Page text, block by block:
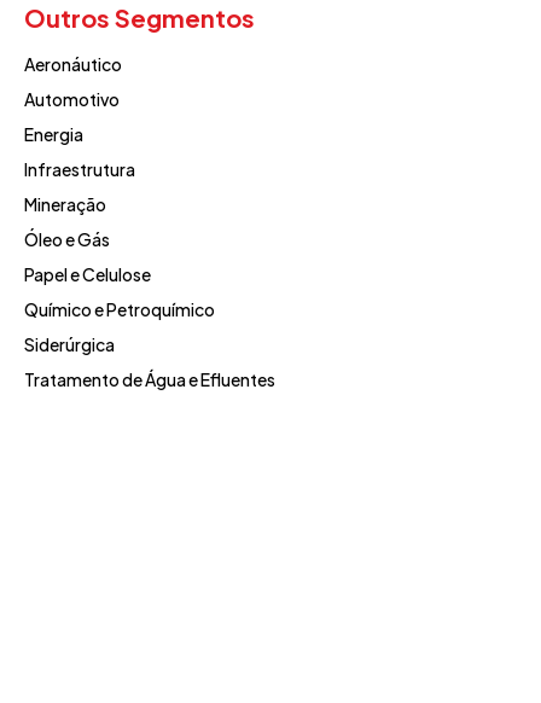
Outros Segmentos
Aeronáutico
Automotivo
Energia
Infraestrutura
Mineração
Óleo e Gás
Papel e Celulose
Químico e Petroquímico
Siderúrgica
Tratamento de Água e Efluentes